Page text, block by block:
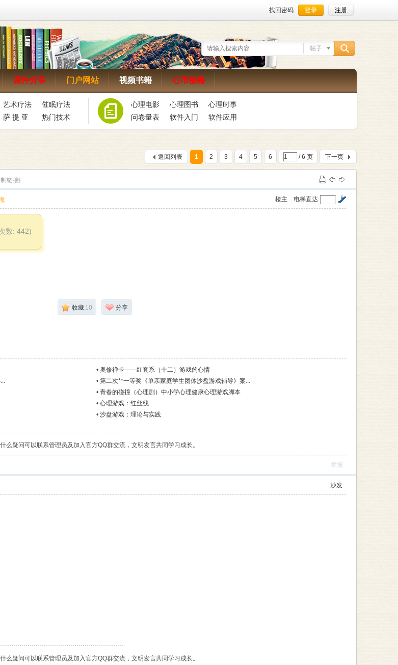
找回密码 登录 注册
帖子
课件分享 门户网站 视频书籍 心币秘籍
艺术疗法
催眠疗法
萨 提 亚 热门技术
心理电影 心理图书
心理时事
问卷量表
软件入门 软件应用
1 2 3 4 5 6 / 6 页 下一页
返回列表
制链接]
电梯直达
楼主
数: 442)
收藏 10 分享
•奥修禅卡——红套系（十二）游戏的心情
•第二次**一等奖《单亲家庭学生团体沙盘游戏辅导》案...
•青春的碰撞（心理剧）中小学心理健康心理游戏脚本
•心理游戏：红丝线
•沙盘游戏：理论与实践
疑问可以联系管理员及加入官方QQ群交流，文明发言共同学习成长。
举报
沙发
疑问可以联系管理员及加入官方QQ群交流，文明发言共同学习成长。